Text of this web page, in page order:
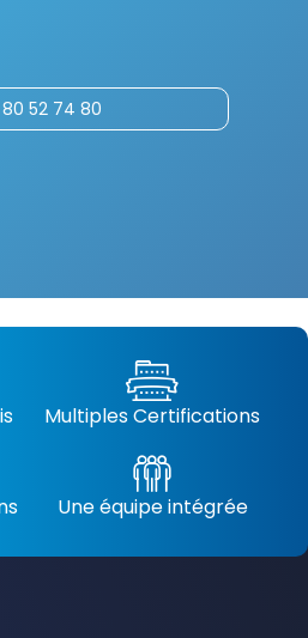
52 74 80
Multiples Certifications
Une équipe intégrée